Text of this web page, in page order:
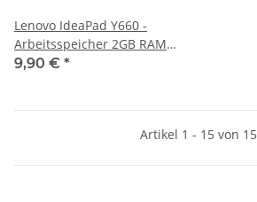
Lenovo IdeaPad Y660 -
Arbeitsspeicher 2GB RAM
Memory DDR3
9,90 € *
Artikel 1 - 15 von 15